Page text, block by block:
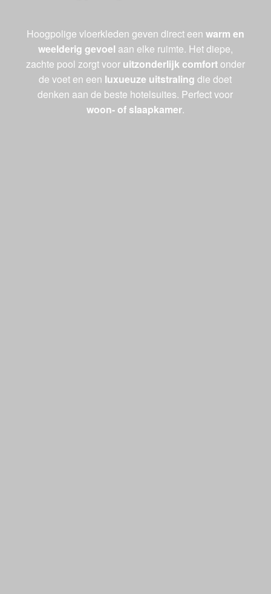
Hoogpolige vloerkleden geven direct een warm en
weelderig gevoel aan elke ruimte. Het diepe,
zachte pool zorgt voor uitzonderlijk comfortonder
de voet en een luxueuze uitstraling die doet
denken aan de beste hotelsuites. Perfect voor
woon- of slaapkamer.